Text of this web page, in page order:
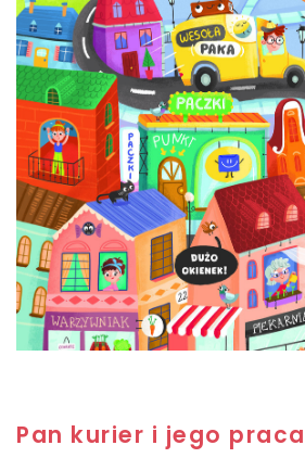
Pan kurier i jego praca